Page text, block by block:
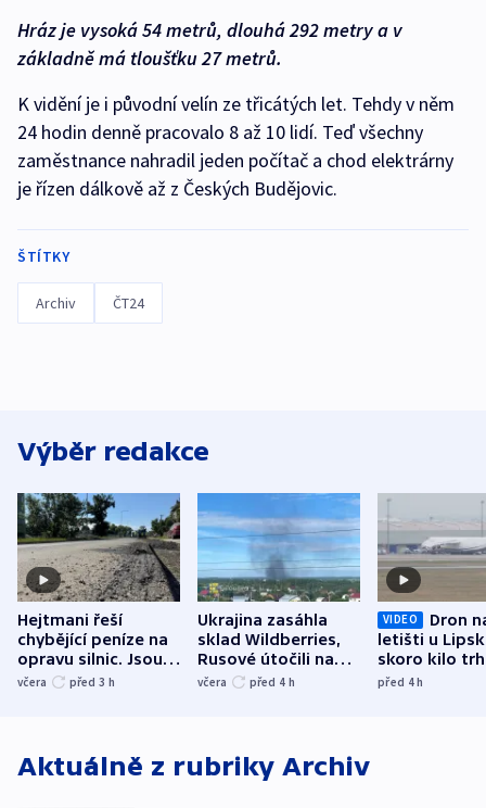
Hráz je vysoká 54 metrů, dlouhá 292 metry a v
základně má tloušťku 27 metrů.
K vidění je i původní velín ze třicátých let. Tehdy v něm
24 hodin denně pracovalo 8 až 10 lidí. Teď všechny
zaměstnance nahradil jeden počítač a chod elektrárny
je řízen dálkově až z Českých Budějovic.
ŠTÍTKY
Archiv ČT24
Výběr redakce
Hejtmani řeší
chybějící peníze na
opravu silnic. Jsou
nenárokové, namítá
včera před 3 h
Ukrajina zasáhla
sklad Wildberries,
Rusové útočili na
trh, hasiče či
včera před 4 h
VIDEO
Dron
letišti u
skoro kilo
indicie
před 4h
Aktuálně z rubriky Archiv